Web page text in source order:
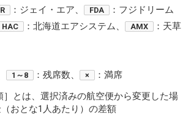
：ジェイ・エア、 FDA
：フジドリーム
HAC ：北海道エアシステム、 AMX
：天草
1～8 ：残席数、 ×
：満席
とは、選択済みの航空便から変更した場
おとな1人あたり）の差額